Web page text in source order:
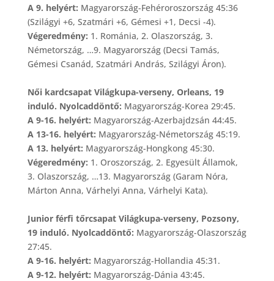
A 9. helyért: Magyarország-Fehéroroszország 45:36
(Szilágyi +6, Szatmári +6, Gémesi +1, Decsi -4).
Végeredmény: 1. Románia, 2. Olaszország, 3.
Németország, …9. Magyarország (Decsi Tamás,
Gémesi Csanád, Szatmári András, Szilágyi Áron).
Női kardcsapat Világkupa-verseny, Orleans, 19
induló. Nyolcaddöntő: Magyarország-Korea 29:45.
A 9-16. helyért: Magyarország-Azerbajdzsán 44:45.
A 13-16. helyért: Magyarország-Németország 45:19.
A 13. helyért: Magyarország-Hongkong 45:30.
Végeredmény: 1. Oroszország, 2. Egyesült Államok,
3. Olaszország, …13. Magyarország (Garam Nóra,
Márton Anna, Várhelyi Anna, Várhelyi Kata).
Junior férfi tőrcsapat Világkupa-verseny, Pozsony,
19 induló. Nyolcaddöntő: Magyarország-Olaszország
27:45.
A 9-16. helyért: Magyarország-Hollandia 45:31.
A 9-12. helyért: Magyarország-Dánia 43:45.